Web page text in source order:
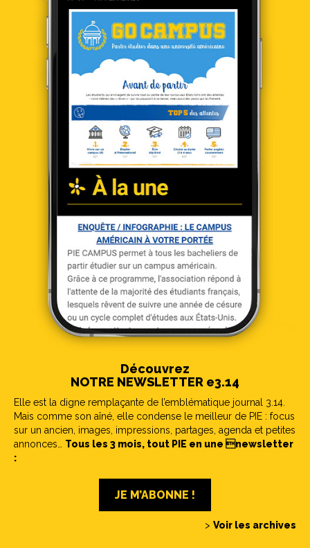
Découvrez
NOTRE NEWSLETTER e3.14
Elle est la digne remplaçante de l’emblématique journal 3.14.
Mais comme son aîné, elle condense le meilleur de PIE : focus
sur un ancien, images, impressions, partages, agenda et petites
annonces… Tous les 3 mois, tout PIE en une newsletter
:
JE M’ABONNE !
> Voir les archives